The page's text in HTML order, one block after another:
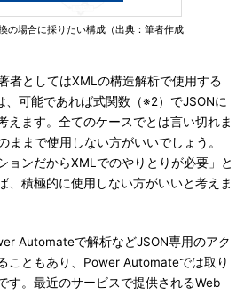
の場合に採りたい構成（出典：筆者作成
者としてはXMLの構造解析で使用する
可能であれば式関数（※2）でJSONに
えます。全てのケースでとは言い切れま
ままで使用しない方がいいでしょう。
ョンだからXMLでのやりとりが必要」と
、積極的に使用しない方がいいと考えま
Automateで解析などJSON専用のアク
こともあり、Power Automateでは取り
す。最近のサービスで提供されるWeb